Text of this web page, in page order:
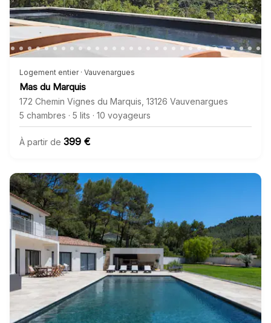
Logement entier · Vauvenargues
Mas du Marquis
172 Chemin Vignes du Marquis 13126 Vauvenargues
5 chambres · 5 lits · 10 voyageurs
À partir de 399 €